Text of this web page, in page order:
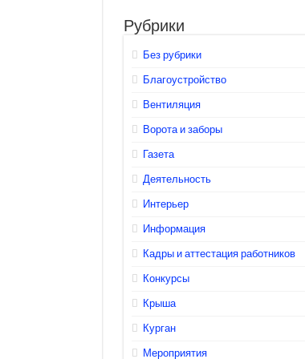
Рубрики
Без рубрики
Благоустройство
Вентиляция
Ворота и заборы
Газета
Деятельность
Интерьер
Информация
Кадры и аттестация работников
Конкурсы
Крыша
Курган
Мероприятия